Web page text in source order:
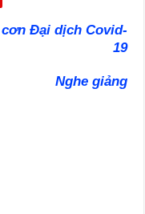
Đại dịch Covid-
19
Nghe giảng